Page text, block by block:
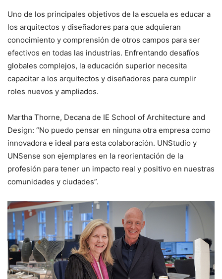
Uno de los principales objetivos de la escuela es educar a
los arquitectos y diseñadores para que adquieran
conocimiento y comprensión de otros campos para ser
efectivos en todas las industrias. Enfrentando desafíos
globales complejos, la educación superior necesita
capacitar a los arquitectos y diseñadores para cumplir
roles nuevos y ampliados.
Martha Thorne, Decana de IE School of Architecture and
Design: “No puedo pensar en ninguna otra empresa como
innovadora e ideal para esta colaboración. UNStudio y
UNSense son ejemplares en la reorientación de la
profesión para tener un impacto real y positivo en nuestras
comunidades y ciudades”.